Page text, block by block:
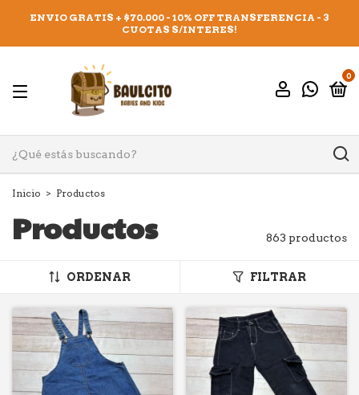
ENVIO GRATIS + $70.000 - 10% OFF TRANSFERENCIA - 3
CUOTAS S/INTERES!
0
Inicio > Productos
Productos 863 productos
ORDENAR FILTRAR